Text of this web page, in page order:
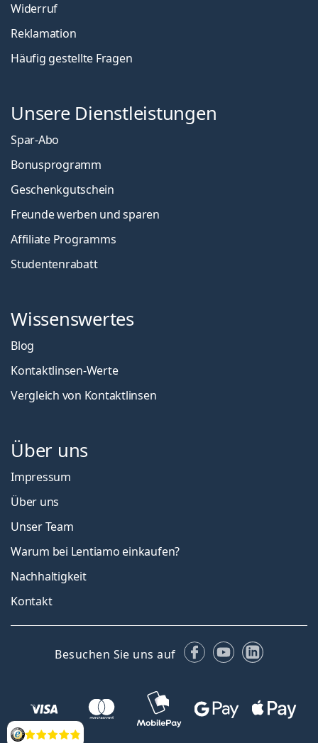
Bewertung
Widerruf
Reklamation
Häufig gestellte Fragen
Unsere Dienstleistungen
Spar-Abo
Bonusprogramm
Geschenkgutschein
Freunde werben und sparen
Affiliate Programms
Studentenrabatt
Wissenswertes
Blog
Kontaktlinsen-Werte
Vergleich von Kontaktlinsen
Über uns
Impressum
Über uns
Unser Team
Warum bei Lentiamo einkaufen?
Nachhaltigkeit
Kontakt
Besuchen Sie uns auf Facebook
YouTubeLinkedIn